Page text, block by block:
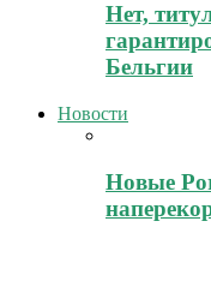
Нет,
Бельгии
Новости
Новые